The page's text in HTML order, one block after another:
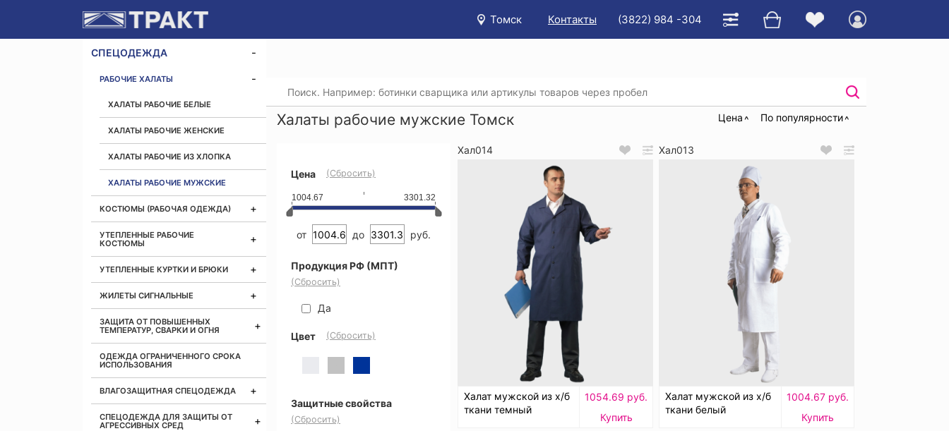
Томск Контакты (3822) 984 -304
СПЕЦОДЕЖДА
РАБОЧИЕ ХАЛАТЫ
ХАЛАТЫ РАБОЧИЕ БЕЛЫЕ
ХАЛАТЫ РАБОЧИЕ ЖЕНСКИЕ
ХАЛАТЫ РАБОЧИЕ ИЗ ХЛОПКА
ХАЛАТЫ РАБОЧИЕ МУЖСКИЕ
КОСТЮМЫ (РАБОЧАЯ ОДЕЖДА)
УТЕПЛЕННЫЕ РАБОЧИЕ
КОСТЮМЫ
УТЕПЛЕННЫЕ КУРТКИ И БРЮКИ
ЖИЛЕТЫ СИГНАЛЬНЫЕ
ЗАЩИТА ОТ ПОВЫШЕННЫХ
ТЕМПЕРАТУР, СВАРКИ И ОГНЯ
ОДЕЖДА ОГРАНИЧЕННОГО СРОКА
ИСПОЛЬЗОВАНИЯ
ВЛАГОЗАЩИТНАЯ СПЕЦОДЕЖДА
СПЕЦОДЕЖДА ДЛЯ ЗАЩИТЫ ОТ
АГРЕССИВНЫХ СРЕД
Халаты рабочие мужские Томск Цена По популярности
Цена (Сбросить)
1004.67 3301.32
от до руб.
Продукция РФ (МПТ)
(Сбросить)
Да
Цвет (Сбросить)
Защитные свойства
(Сбросить)
Хал014
Халат мужской из х/б
ткани темный
1054.69 руб.
Купить
Хал013
Халат мужской из х/б
ткани белый
1004.67 руб.
Купить